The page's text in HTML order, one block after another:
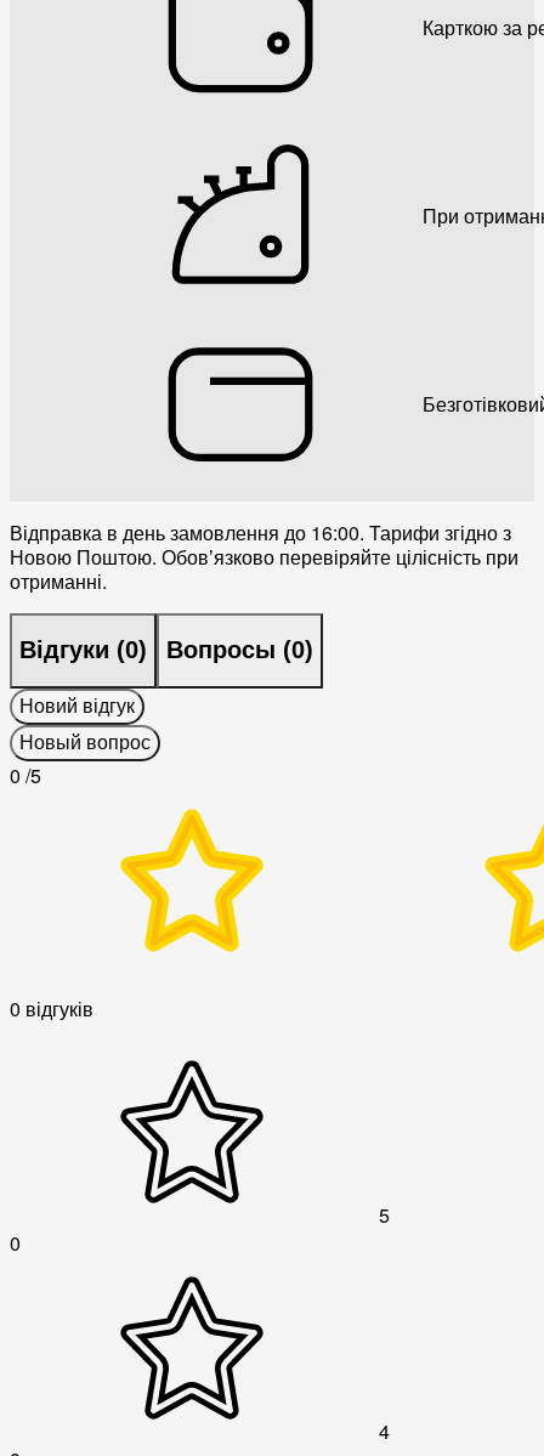
Карткою за
При
Відправка в день замовлення до 16:00. Тарифи згідно з
Новою Поштою. Обовʼязково перевіряйте цілісність при
отриманні.
Відгуки (0) Вопросы (0)
Новий відгук
Новый вопрос
0 /5
0 відгуків
5
0
4